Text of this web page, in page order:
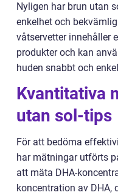
Nyligen har brun utan
enkelhet och
våtservetter innehåller
produkter och kan
huden snabbt och
Kvantitativa
utan sol-tips
För att bedöma
har mätningar utförts
att mäta DHA-
koncentration av DHA,